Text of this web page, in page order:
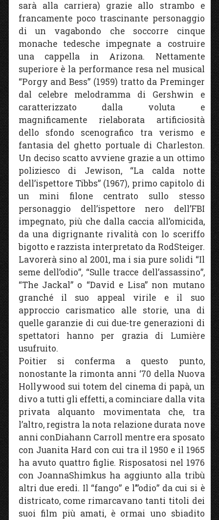
sarà alla carriera) grazie allo strambo e
francamente poco trascinante personaggio
di un vagabondo che soccorre cinque
monache tedesche impegnate a costruire
una cappella in Arizona. Nettamente
superiore è la performance resa nel musical
“Porgy and Bess” (1959) tratto da Preminger
dal celebre melodramma di Gershwin e
caratterizzato dalla voluta e
magnificamente rielaborata artificiosità
dello sfondo scenografico tra verismo e
fantasia del ghetto portuale di Charleston.
Un deciso scatto avviene grazie a un ottimo
poliziesco di Jewison, “La calda notte
dell’ispettore Tibbs” (1967), primo capitolo di
un mini filone centrato sullo stesso
personaggio dell’ispettore nero dell’FBI
impegnato, più che dalla caccia all’omicida,
da una digrignante rivalità con lo sceriffo
bigotto e razzista interpretato da RodSteiger.
Lavorerà sino al 2001, ma i sia pure solidi “Il
seme dell’odio”, “Sulle tracce dell’assassino”,
“The Jackal” o “David e Lisa” non mutano
granché il suo appeal virile e il suo
approccio carismatico alle storie, una di
quelle garanzie di cui due-tre generazioni di
spettatori hanno per grazia di Lumière
usufruito.
Poitier si conferma a questo punto,
nonostante la rimonta anni ‘70 della Nuova
Hollywood sui totem del cinema di papà, un
divo a tutti gli effetti, a cominciare dalla vita
privata alquanto movimentata che, tra
l’altro, registra la nota relazione durata nove
anni conDiahann Carroll mentre era sposato
con Juanita Hard con cui tra il 1950 e il 1965
ha avuto quattro figlie. Risposatosi nel 1976
con JoannaShimkus ha aggiunto alla tribù
altri due eredi. Il “fango” e l’”odio” da cui si è
districato, come rimarcavano tanti titoli dei
suoi film più amati, è ormai uno sbiadito